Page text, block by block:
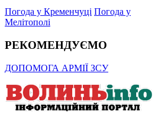
Погода у Кременчуці Погода у
Мелітополі
РЕКОМЕНДУЄМО
ДОПОМОГА АРМІЇ ЗСУ